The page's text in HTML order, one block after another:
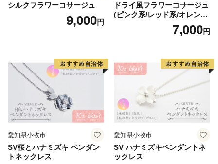
シルクフラワーコサージュ
9,000円
ドライ風フラワーコサージュ
(ピンク系/レッド系/オレンジ
系/ホワイト系/イエロー系/グ
リーン系/ブルー系）7,000円
愛知県小牧市
SV桜とハナミズキ ペンダン
トネックレス
愛知県小牧市
SV ハナミズキペンダントネ
ックレス